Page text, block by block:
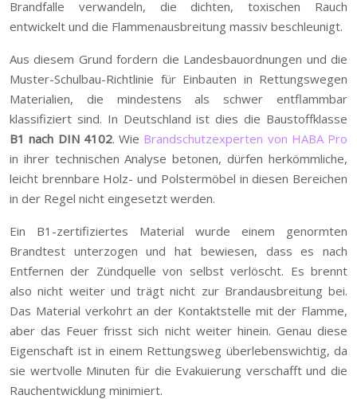
Brandfalle verwandeln, die dichten, toxischen Rauch
entwickelt und die Flammenausbreitung massiv beschleunigt.
Aus diesem Grund fordern die Landesbauordnungen und die
Muster-Schulbau-Richtlinie für Einbauten in Rettungswegen
Materialien, die mindestens als schwer entflammbar
klassifiziert sind. In Deutschland ist dies die Baustoffklasse
B1 nach DIN 4102. Wie Brandschutzexperten von HABA Pro
in ihrer technischen Analyse betonen, dürfen herkömmliche,
leicht brennbare Holz- und Polstermöbel in diesen Bereichen
in der Regel nicht eingesetzt werden.
Ein B1-zertifiziertes Material wurde einem genormten
Brandtest unterzogen und hat bewiesen, dass es nach
Entfernen der Zündquelle von selbst verlöscht. Es brennt
also nicht weiter und trägt nicht zur Brandausbreitung bei.
Das Material verkohrt an der Kontaktstelle mit der Flamme,
aber das Feuer frisst sich nicht weiter hinein. Genau diese
Eigenschaft ist in einem Rettungsweg überlebenswichtig, da
sie wertvolle Minuten für die Evakuierung verschafft und die
Rauchentwicklung minimiert.